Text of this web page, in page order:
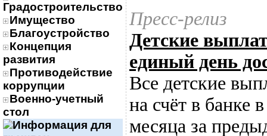
Градостроительство
Имущество
Благоустройство
Концепция
развития
Противодействие
коррупции
Военно-учетный
стол
Информация для
Пресс-релиз
Детские
единый день
Все детские
на счёт в банке
месяца за